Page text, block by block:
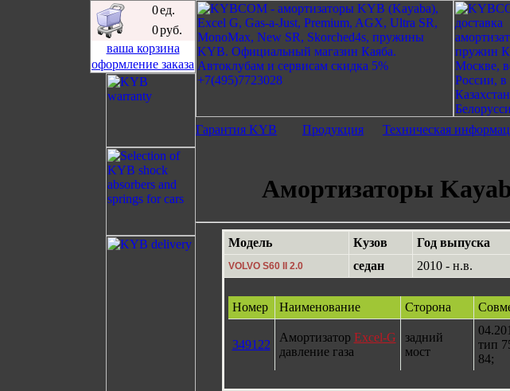
0ед.
0руб.
ваша корзина
оформление заказа
Гарантия KYB Продукция Техническая
Амортизаторы
Модель Кузов Год выпуска
VOLVO S60 II 2.0 седан 2010 - н.в.
Номер Наименование Сторона
349122
Амортизатор Excel-G
давление газа
задний
мост
тип
84;